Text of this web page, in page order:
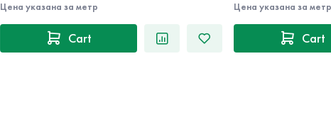
Цена указана за метр
Cart
Цена указана за метр
Cart